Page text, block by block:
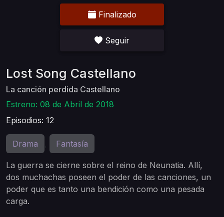
Finalizado
Seguir
Lost Song Castellano
La canción perdida Castellano
Estreno: 08 de Abril de 2018
Episodios: 12
Drama Fantasía
La guerra se cierne sobre el reino de Neunatia. Allí,
dos muchachas poseen el poder de las canciones, un
poder que es tanto una bendición como una pesada
carga.